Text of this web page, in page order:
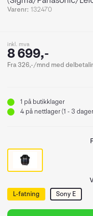
Varenr: 132470
inkl. mva
8 699,-
Fra 326,-/mnd med
1 på butikklager
4 på nettlager (1 - 3
L-fatning
Sony E